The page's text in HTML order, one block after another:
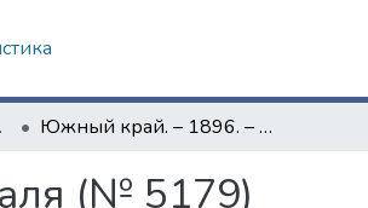
Южный край. – 1896. – 7 февраля (№ 5179)
(№ 5179)